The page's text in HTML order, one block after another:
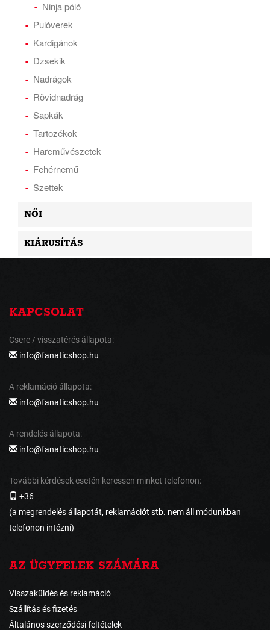
Ninja póló
Pulóverek
Kardigánok
Dzsekik
Nadrágok
Rövidnadrág
Sapkák
Tartozékok
Harcművészetek
Fehérnemű
Szettek
NŐI
KIÁRUSÍTÁS
KAPCSOLAT
Csere / visszatérés állapota:
info@fanaticshop.hu
A reklamáció állapota:
info@fanaticshop.hu
A rendelés állapota:
info@fanaticshop.hu
További kérdések esetén keressen minket telefonon:
+36
(a megrendelés állapotát, reklamációt stb. nem áll módunkban
telefonon intézni)
AZ ÜGYFELEK SZÁMÁRA
Visszaküldés és reklamáció
Szállítás és fizetés
Általános szerződési feltételek